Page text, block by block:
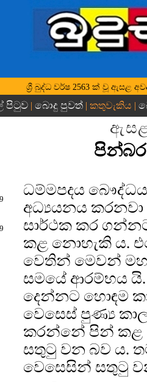
ශ්‍රී බුද්ධ වර්ෂ 2563 ක් වූ ඇසළ
පිටුව | බොදු පුවත්| කතුවැකිය |
ඇසළ
පින්බර
ධම්මපදය
අධ්‍යයනය
සාර්ථක කර
කළ නොහැකි ය.
වෙතින් මෙවන්
සමයේ ආරම්භය
දෙන්නට හොඳම
වෙසෙස් පුණ්‍ය
කරන්නේ පින් කළ
සතුටු වන බව ය.
වෙසෙසින් සතුටු